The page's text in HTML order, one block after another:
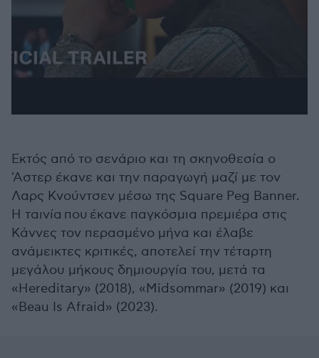
Εκτός από το σενάριο και τη σκηνοθεσία ο
'Αστερ έκανε και την παραγωγή μαζί με τον
Λαρς Κνούντσεν μέσω της Square Peg Banner.
Η ταινία που έκανε παγκόσμια πρεμιέρα στις
Κάννες τον περασμένο μήνα και έλαβε
ανάμεικτες κριτικές, αποτελεί την τέταρτη
μεγάλου μήκους δημιουργία του, μετά τα
«Hereditary» (2018), «Midsommar» (2019) και
«Beau Is Afraid» (2023).